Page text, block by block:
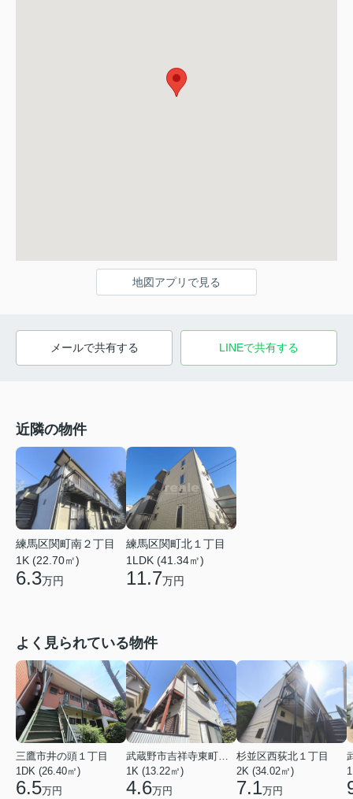
地図アプリで見る
メールで共有する LINEで共有する
近隣の物件
練馬区関町南２丁目
1K (22.70㎡)
6.3万円
練馬区関町北１丁目
1LDK (41.34㎡)
11.7万円
よく見られている物件
三鷹市井の頭１丁目
1DK (26.40㎡)
6.5万円
1K (13.22㎡)
4.6万円
杉並区西荻北１丁目
2K (34.02㎡)
7.1万円